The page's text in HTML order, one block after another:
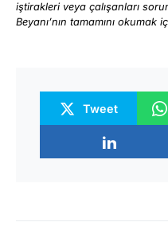
iştirakleri veya çalışanları
Beyanı’nın tamamını okumak
Tweet